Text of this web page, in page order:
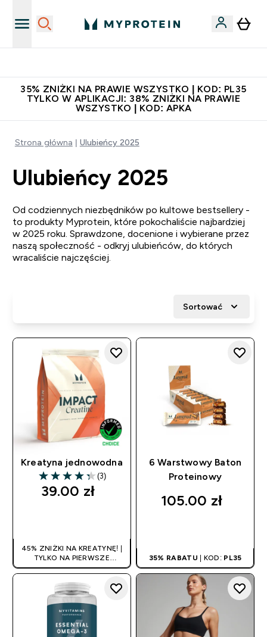
35% ZNIŻKI NA PRAWIE WSZYSTKO | KOD: PL35
TYLKO W APLIKACJI: 38% ZNIŻKI NA PRAWIE
WSZYSTKO | KOD: APKA
Strona główna Ulubieńcy 2025
Ulubieńcy 2025
Od codziennych niezbędników po kultowe bestsellery -
to produkty Myprotein, które pokochaliście najbardziej
w 2025 roku. Sprawdzone, docenione i wybierane przez
naszą społeczność - odkryj ulubieńców, do których
wracaliście najczęściej.
Sortować
Kreatyna jednowodna
4.33 out of 5 stars
(3)
39.00 zł‎
45% ZNIŻKI NA KREATYNĘ! |
TYLKO NA PIERWSZE
ZAMÓWIENIE
6 Warstwowy Baton
Proteinowy
105.00 zł‎
35% RABATU | KOD: PL35